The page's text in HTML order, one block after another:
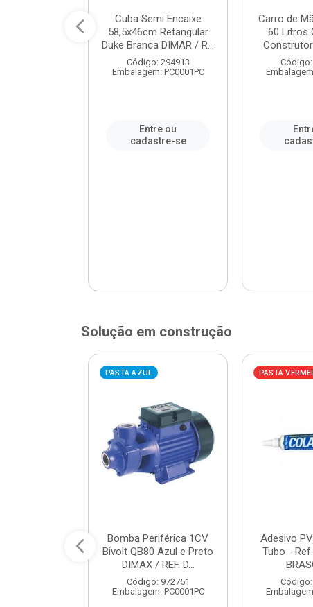
Cuba Semi Encaixe
58,5x46cm Retangular
Duke Branca DIMAR / R...
Código: 294913
Embalagem: PC0001PC
Entre ou
cadastre-se
Carro de
60 Litros
Construtor
Código:
Solução em construção
PASTA AZUL
Bomba Periférica 1CV
Bivolt QB80 Azul e Preto
DIMAX / REF. D...
Código: 972751
Embalagem: PC0001PC
PASTA
Adesivo
Tubo -